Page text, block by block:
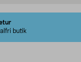
butik